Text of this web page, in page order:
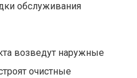
обслуживания
возведут наружные
очистные